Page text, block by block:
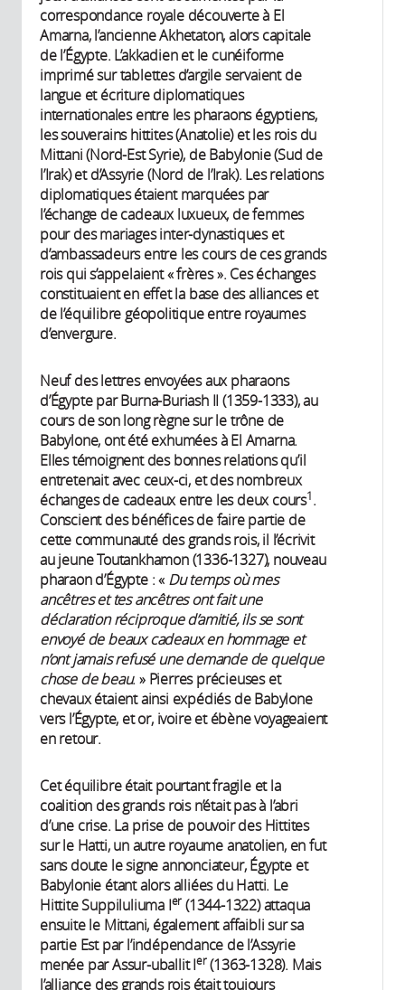
correspondance royale découverte à El
Amarna, l’ancienne Akhetaton, alors capitale
de l’Égypte. L’akkadien et le cunéiforme
imprimé sur tablettes d’argile servaient de
langue et écriture diplomatiques
internationales entre les pharaons égyptiens,
les souverains hittites (Anatolie) et les rois du
Mittani (Nord-Est Syrie), de Babylonie (Sud de
l’Irak) et d’Assyrie (Nord de l’Irak). Les relations
diplomatiques étaient marquées par
l’échange de cadeaux luxueux, de femmes
pour des mariages inter-dynastiques et
d’ambassadeurs entre les cours de ces grands
rois qui s’appelaient « frères ». Ces échanges
constituaient en effet la base des alliances et
de l’équilibre géopolitique entre royaumes
d’envergure.
Neuf des lettres envoyées aux pharaons
d’Égypte par Burna-Buriash II (1359-1333), au
cours de son long règne sur le trône de
Babylone, ont été exhumées à El Amarna.
Elles témoignent des bonnes relations qu’il
entretenait avec ceux-ci, et des nombreux
échanges de cadeaux entre les deux cours1.
Conscient des bénéfices de faire partie de
cette communauté des grands rois, il l’écrivit
au jeune Toutankhamon (1336-1327), nouveau
pharaon d’Égypte : « Du temps où mes
ancêtres et tes ancêtres ont fait une
déclaration réciproque d’amitié, ils se sont
envoyé de beaux cadeaux en hommage et
n’ont jamais refusé une demande de quelque
chose de beau. » Pierres précieuses et
chevaux étaient ainsi expédiés de Babylone
vers l’Égypte, et or, ivoire et ébène voyageaient
en retour.
Cet équilibre était pourtant fragile et la
coalition des grands rois n’était pas à l’abri
d’une crise. La prise de pouvoir des Hittites
sur le Hatti, un autre royaume anatolien, en fut
sans doute le signe annonciateur, Égypte et
Babylonie étant alors alliées du Hatti. Le
Hittite Suppiluliuma Ier (1344-1322) attaqua
ensuite le Mittani, également affaibli sur sa
partie Est par l’indépendance de l’Assyrie
menée par Assur-uballit Ier(1363-1328). Mais
l’alliance des grands rois était toujours